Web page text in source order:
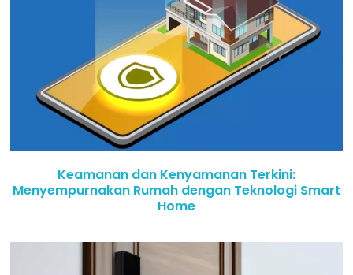
Keamanan dan Kenyamanan Terkini:
Menyempurnakan Rumah dengan Teknologi Smart
Home